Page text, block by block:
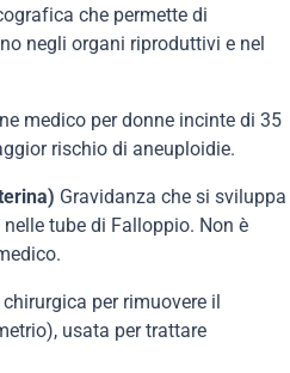
che permette di
negli organi riproduttivi e nel
medico per donne incinte di 35
rischio di aneuploidie.
Gravidanza che si sviluppa
tube di Falloppio. Non è
per rimuovere il
usata per trattare